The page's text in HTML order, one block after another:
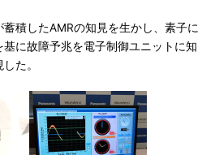
積したAMRの知見を生かし、素子に
に故障予兆を電子制御ユニットに知
た。